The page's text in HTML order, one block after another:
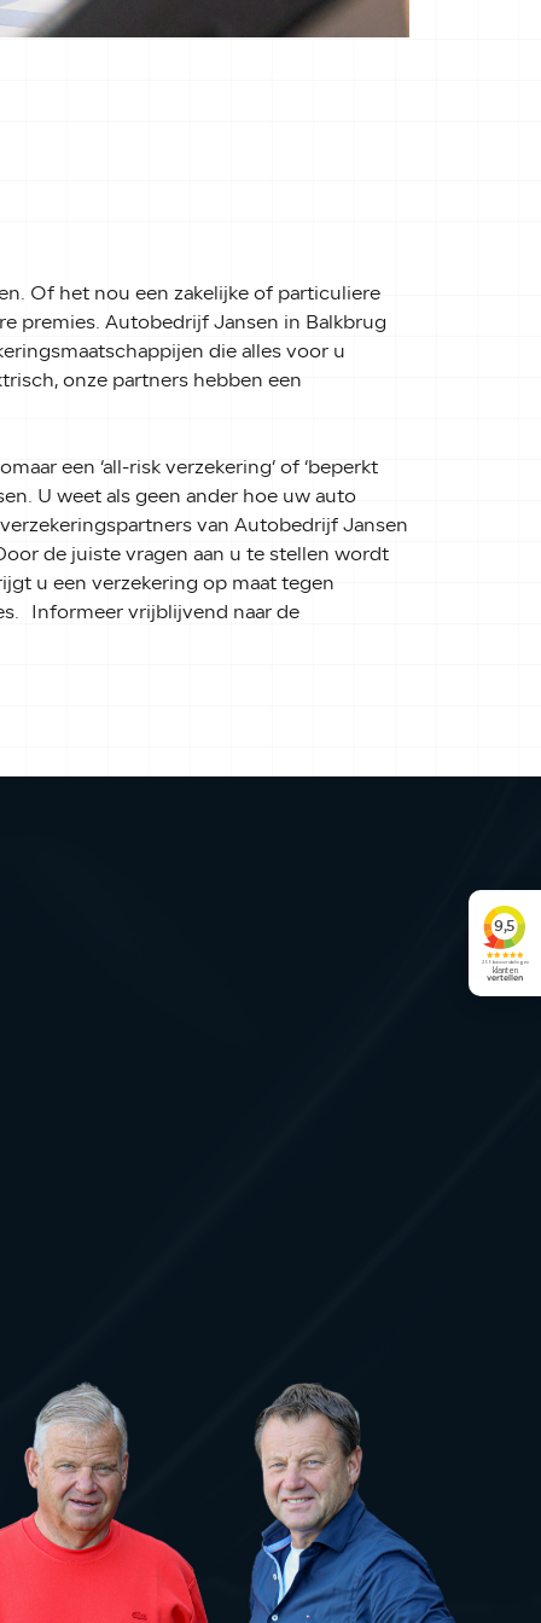
Of het nou een zakelijke of particuliere
premies. Autobedrijf Jansen in Balkbrug
die alles voor u
onze partners hebben een
een ‘all-risk verzekering’ of ‘beperkt
U weet als geen ander hoe uw auto
van Autobedrijf Jansen
de juiste vragen aan u te stellen wordt
u een verzekering op maat tegen
Informeer vrijblijvend naar de